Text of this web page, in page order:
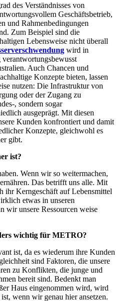
des Verständnisses von
Geschäftsbetrieb,
und Rahmenbedingungen
Zum Beispiel sind die
Lebensweise nicht überall
wird in
Auch Chancen und
Konzepte bieten, lassen
nutzen: Die Infrastruktur von
oder der Zugang zu
, sondern sogar
ausgeprägt. Mit diesen
Kunden konfrontiert und damit
Konzepte, gleichwohl es
gibt.
ist?
Wenn wir so weitermachen,
Das betrifft uns alle. Mit
ihr Kerngeschäft auf Lebensmittel
etwas in unseren
wir unsere Ressourcen weise
wichtig für METRO?
ist, da es wiederum ihre Kunden
sind Faktoren, die unsere
zu Konflikten, die junge und
bereit sind. Bedenkt man
Haus eingenommen wird, wird
wenn wir genau hier ansetzen.